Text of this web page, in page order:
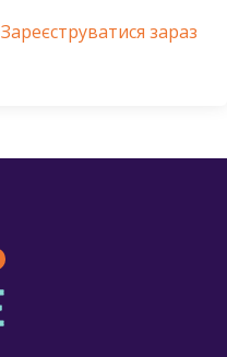
Зареєструватися зараз